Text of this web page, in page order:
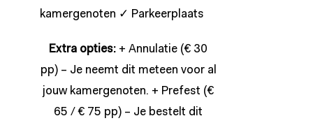
kamergenoten ✓ Parkeerplaats
Extra opties: + Annulatie (€ 30
pp) – Je neemt dit meteen voor al
jouw kamergenoten. + Prefest (€
65 / € 75 pp) – Je bestelt dit